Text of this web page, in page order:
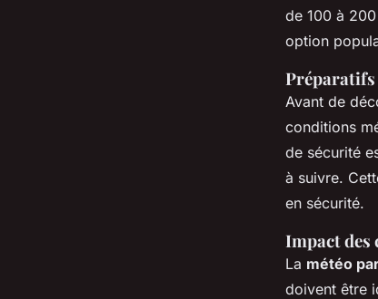
de 100 à
option
Préparatifs
Avant de
conditions
de sécurité
à suivre.
en sécurité.
Impact
La météo
doivent être